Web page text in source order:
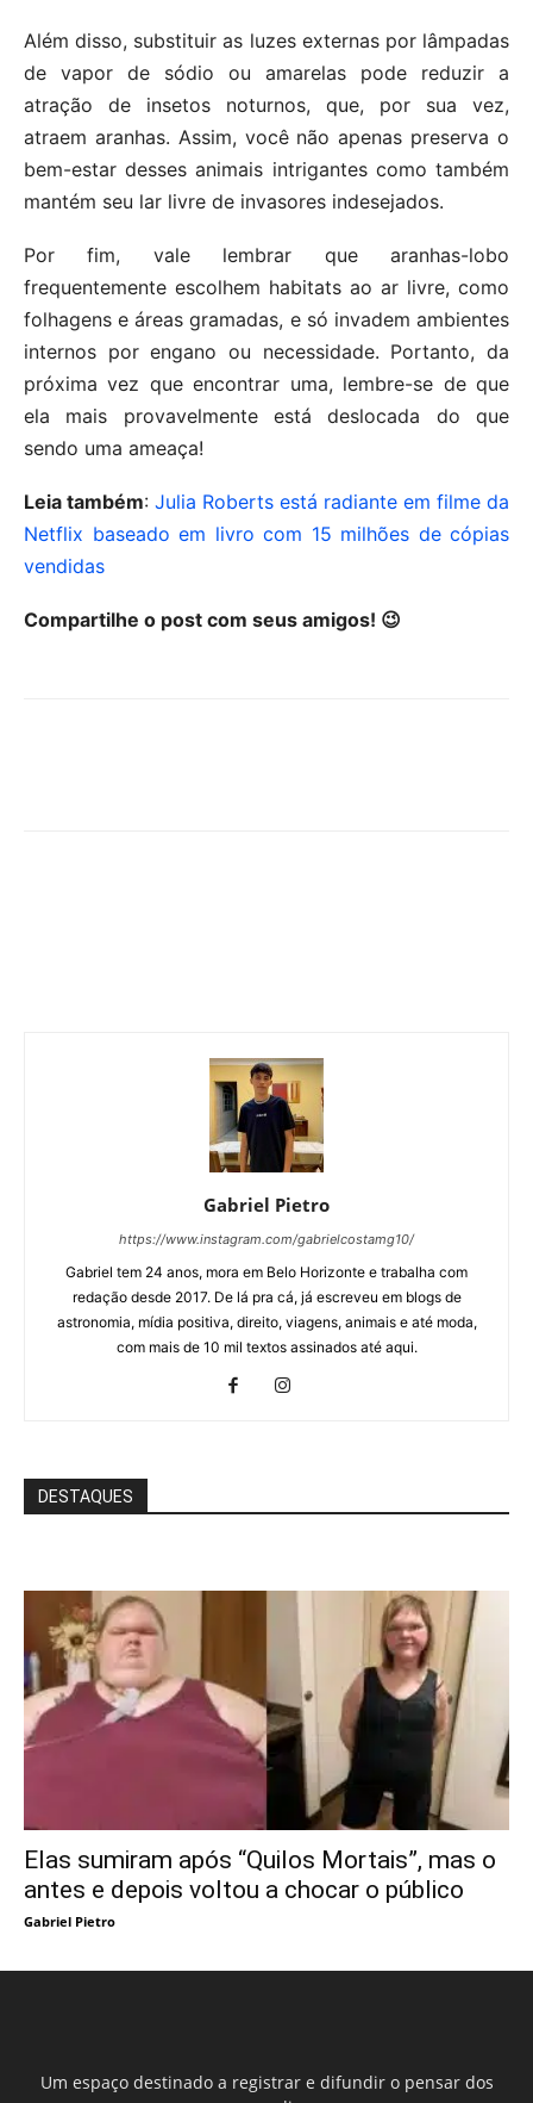
Além disso, substituir as luzes externas por lâmpadas
de vapor de sódio ou amarelas pode reduzir a
atração de insetos noturnos, que, por sua vez,
atraem aranhas. Assim, você não apenas preserva o
bem-estar desses animais intrigantes como também
mantém seu lar livre de invasores indesejados.
Por fim, vale lembrar que aranhas-lobo
frequentemente escolhem habitats ao ar livre, como
folhagens e áreas gramadas, e só invadem ambientes
internos por engano ou necessidade. Portanto, da
próxima vez que encontrar uma, lembre-se de que
ela mais provavelmente está deslocada do que
sendo uma ameaça!
Leia também: Julia Roberts está radiante em filme da
Netflix baseado em livro com 15 milhões de cópias
vendidas
Compartilhe o post com seus amigos! 😉
Gabriel Pietro
https://www.instagram.com/gabrielcostamg10/
Gabriel tem 24 anos, mora em Belo Horizonte e trabalha com
redação desde 2017. De lá pra cá, já escreveu em blogs de
astronomia, mídia positiva, direito, viagens, animais e até moda,
com mais de 10 mil textos assinados até aqui.
DESTAQUES
Elas sumiram após “Quilos Mortais”, mas o
antes e depois voltou a chocar o público
Gabriel Pietro
Um espaço destinado a registrar e difundir o pensar dos